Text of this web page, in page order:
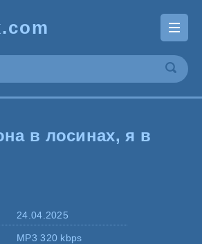
в лосинах, я в
24.04.2025
MP3 320 kbps